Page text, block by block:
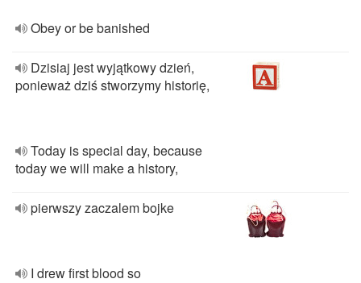
Obey or be banished
Dzisiaj jest wyjątkowy dzień,
ponieważ dziś stworzymy historię,
Today is special day, because
today we will make a history,
pierwszy zaczalem bojke
I drew first blood so